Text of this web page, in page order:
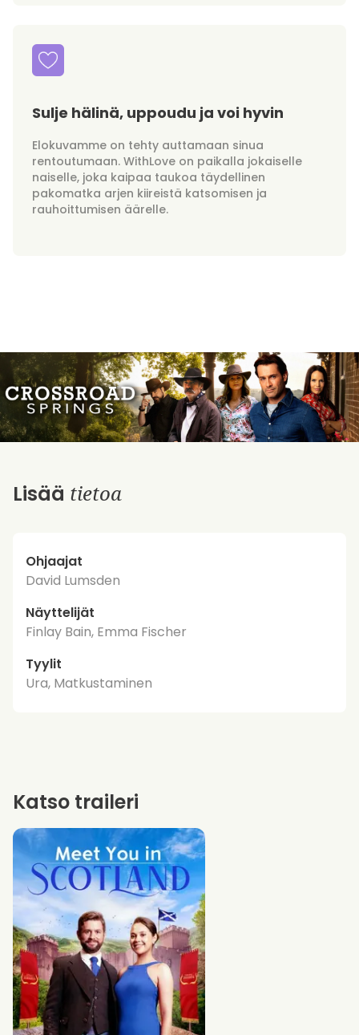
Sulje hälinä, uppoudu ja voi hyvin
Elokuvamme on tehty auttamaan sinua
rentoutumaan. WithLove on paikalla jokaiselle
naiselle, joka kaipaa taukoa täydellinen
pakomatka arjen kiireistä katsomisen ja
rauhoittumisen äärelle.
Lisää tietoa
Ohjaajat
David Lumsden
Näyttelijät
Finlay Bain, Emma Fischer
Tyylit
Ura, Matkustaminen
Katso traileri